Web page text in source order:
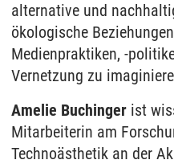
alternative und
ökologische
Medienpraktiken, -
Vernetzung zu
Amelie Buchinger ist
Mitarbeiterin am
Technoästhetik an der